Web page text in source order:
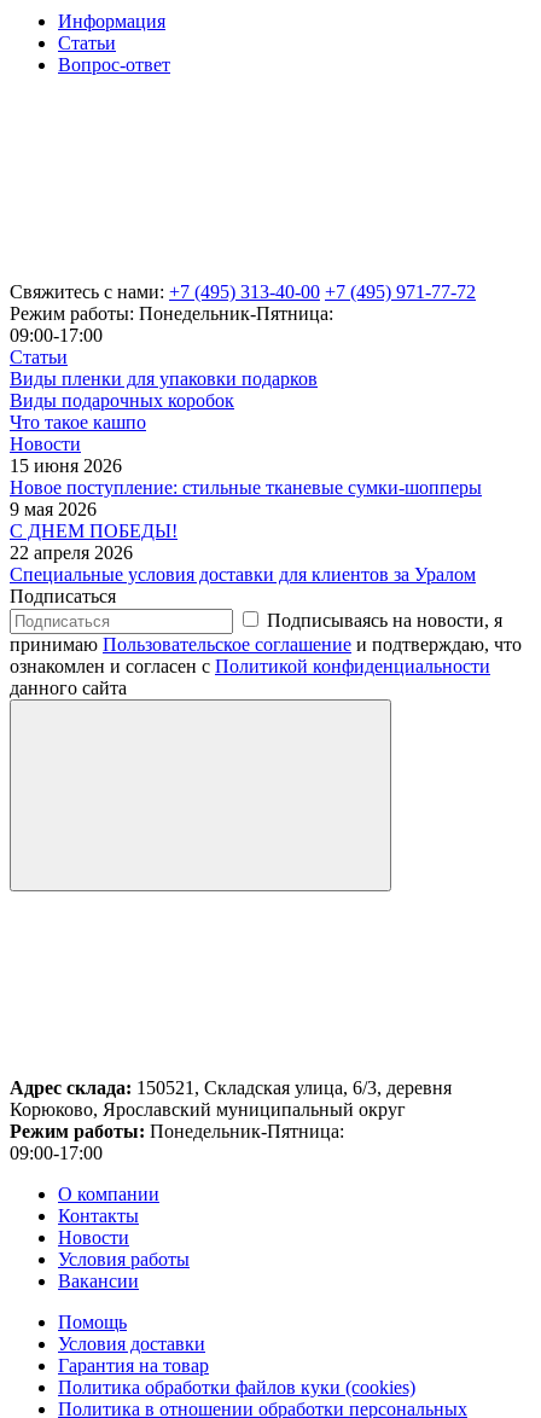
Информация
Статьи
Вопрос-ответ
Свяжитесь с нами: +7 (495) 313-40-00 +7 (495) 971-77-72
Режим работы: Понедельник-Пятница:
09:00-17:00
Статьи
Виды пленки для упаковки подарков
Виды подарочных коробок
Что такое кашпо
Новости
15 июня 2026
Новое поступление: стильные тканевые сумки-шопперы
9 мая 2026
С ДНЕМ ПОБЕДЫ!
22 апреля 2026
Специальные условия доставки для клиентов за Уралом
Подписаться
Подписываясь на новости, я
принимаю Пользовательское соглашение и подтверждаю, что
ознакомлен и согласен с Политикой конфиденциальности
данного сайта
Адрес склада: 150521, Складская улица, 6/3, деревня
Корюково, Ярославский муниципальный округ
Режим работы: Понедельник-Пятница:
09:00-17:00
О компании
Контакты
Новости
Условия работы
Вакансии
Помощь
Условия доставки
Гарантия на товар
Политика обработки файлов куки (cookies)
Политика в отношении обработки персональных